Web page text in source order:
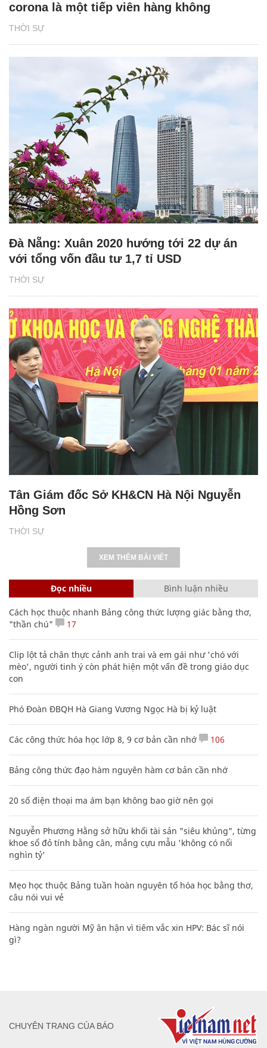
THỜI SỰ
corona là một tiếp viên hàng không
THỜI SỰ
Đà Nẵng: Xuân 2020 hướng tới 22 dự án
với tổng vốn đầu tư 1,7 tỉ USD
THỜI SỰ
Tân Giám đốc Sở KH&CN Hà Nội Nguyễn
Hồng Sơn
XEM THÊM BÀI VIẾT
Đọc nhiều Bình luận nhiều
Cách học thuộc nhanh Bảng công thức lượng giác bằng thơ,
"thần chú"
17
Clip lột tả chân thực cảnh anh trai và em gái như 'chó với
mèo', người tinh ý còn phát hiện một vấn đề trong giáo dục
con
Phó Đoàn ĐBQH Hà Giang Vương Ngọc Hà bị kỷ luật
Các công thức hóa học lớp 8, 9 cơ bản cần nhớ 106
Bảng công thức đạo hàm nguyên hàm cơ bản cần nhớ
20 số điện thoại ma ám bạn không bao giờ nên gọi
Nguyễn Phương Hằng sở hữu khối tài sản "siêu khủng", từng
khoe sổ đỏ tính bằng cân, mắng cựu mẫu 'không có nổi
nghìn tỷ'
Mẹo học thuộc Bảng tuần hoàn nguyên tố hóa học bằng thơ,
câu nói vui vẻ
Hàng ngàn người Mỹ ân hận vì tiêm vắc xin HPV: Bác sĩ nói
gì?
CHUYÊN TRANG CỦA BÁO